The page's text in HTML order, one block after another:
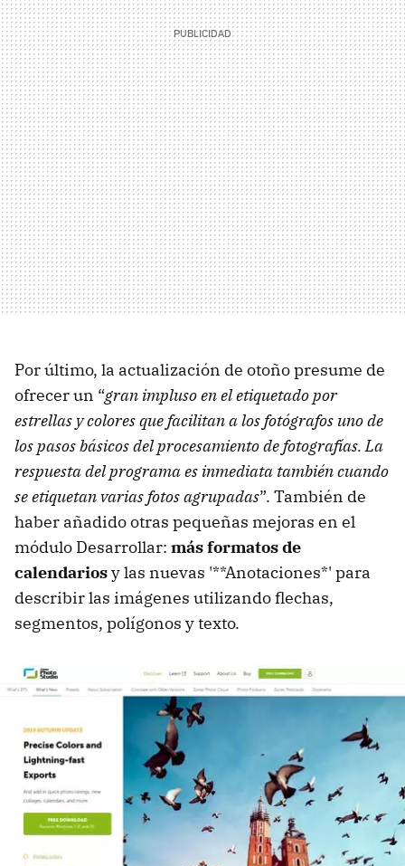
Por último, la actualización de otoño presume de
ofrecer un “gran impluso en el etiquetado por
estrellas y colores que facilitan a los fotógrafos uno de
los pasos básicos del procesamiento de fotografías. La
respuesta del programa es inmediata también cuando
se etiquetan varias fotos agrupadas”. También de
haber añadido otras pequeñas mejoras en el
módulo Desarrollar: más formatos de
calendariosy las nuevas '**Anotaciones*' para
describir las imágenes utilizando flechas,
segmentos, polígonos y texto.